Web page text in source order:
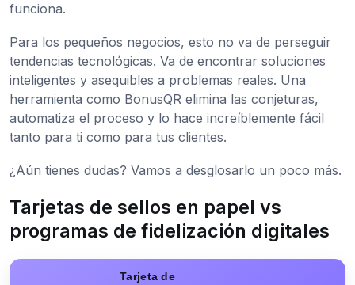
funciona.
Para los pequeños negocios, esto no va de perseguir
tendencias tecnológicas. Va de encontrar soluciones
inteligentes y asequibles a problemas reales. Una
herramienta como BonusQR elimina las conjeturas,
automatiza el proceso y lo hace increíblemente fácil
tanto para ti como para tus clientes.
¿Aún tienes dudas? Vamos a desglosarlo un poco más.
Tarjetas de sellos en papel vs
programas de fidelización digitales
Tarjeta de